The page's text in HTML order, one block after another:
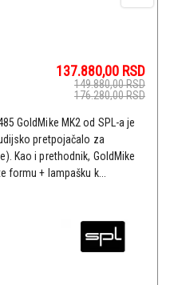
137.880,00 RSD
149.880,00RSD
176.280,00RSD
GoldMike MK2 od SPL-a je
pretpojačalo za
Kao i prethodnik, GoldMike
formu + lampašku k...